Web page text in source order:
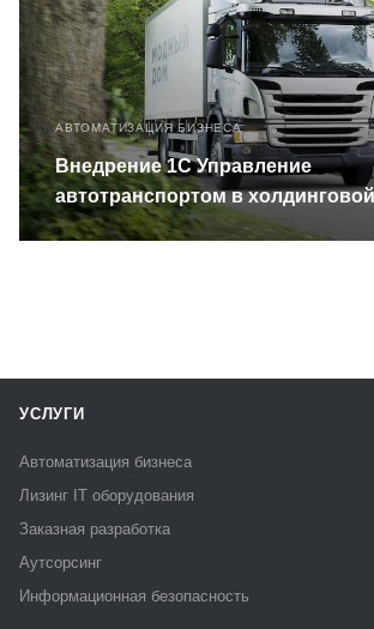
АВТОМАТИЗАЦИЯ БИЗНЕСА
Внедрение 1С Управление
автотранспортом в
УСЛУГИ
Автоматизация бизнеса
Лизинг IT оборудования
Заказная разработка
Аутсорсинг
Информационная безопасность